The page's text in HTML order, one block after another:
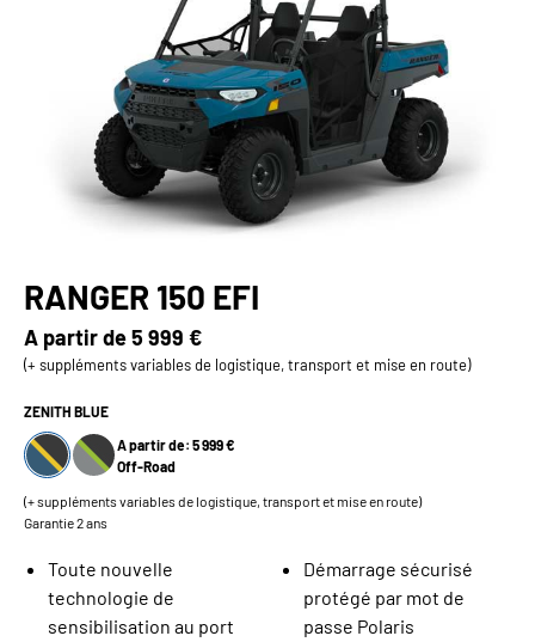
RANGER 150 EFI
A partir de5 999 €
(+ suppléments variables de logistique, transport et mise en route)
ZENITH BLUE
A partir de: 5 999 €
Off-Road
(+ suppléments variables de logistique, transport et mise en route)
Garantie 2 ans
Toute nouvelle
technologie de
sensibilisation au port
Démarrage sécurisé
protégé par mot de
passe Polaris